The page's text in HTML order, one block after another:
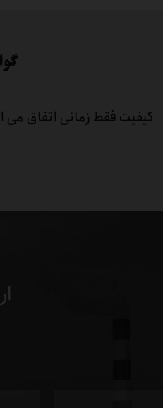
کیفیت فقط زمانی اتفاق می